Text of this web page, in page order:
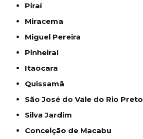
Piraí
Miracema
Miguel Pereira
Pinheiral
Itaocara
Quissamã
São José do Vale do Rio Preto
Silva Jardim
Conceição de Macabu